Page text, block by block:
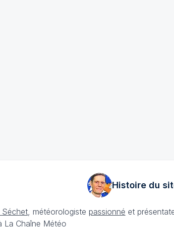
Histoire du
Séchet , météorologiste passionné et
La Chaîne Météo